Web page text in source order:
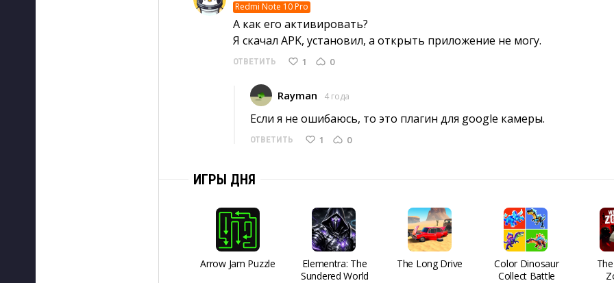
Redmi Note 10 Pro
А как его активировать?
Я скачал APK, установил, а открыть приложение не могу.
ОТВЕТИТЬ 1 0
Rayman 4 года
Если я не ошибаюсь, то это плагин для google камеры.
ОТВЕТИТЬ 1 0
ИГРЫ ДНЯ
Arrow Jam Puzzle
Elementra: The
Sundered World
The Long Drive
Color Dinosaur
Collect Battle